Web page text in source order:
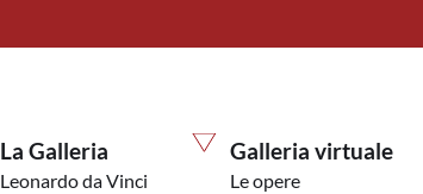
La Galleria
Leonardo da Vinci
Galleria virtuale
Le opere